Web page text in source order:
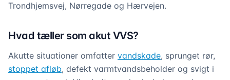
Trondhjemsvej, Nørregade og Hærvejen.
Hvad tæller som akut VVS?
Akutte situationer omfatter vandskade, sprunget rør,
stoppet afløb, defekt varmtvandsbeholder og svigt i